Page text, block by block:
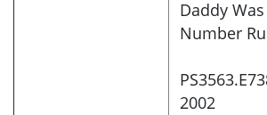
Daddy
Number
2002